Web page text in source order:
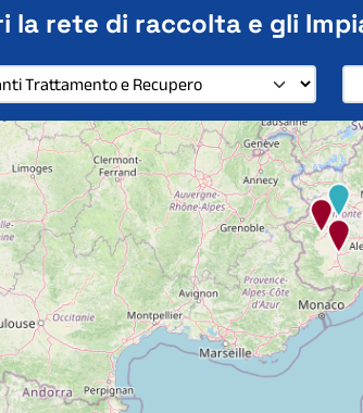
la rete di raccolta e gli